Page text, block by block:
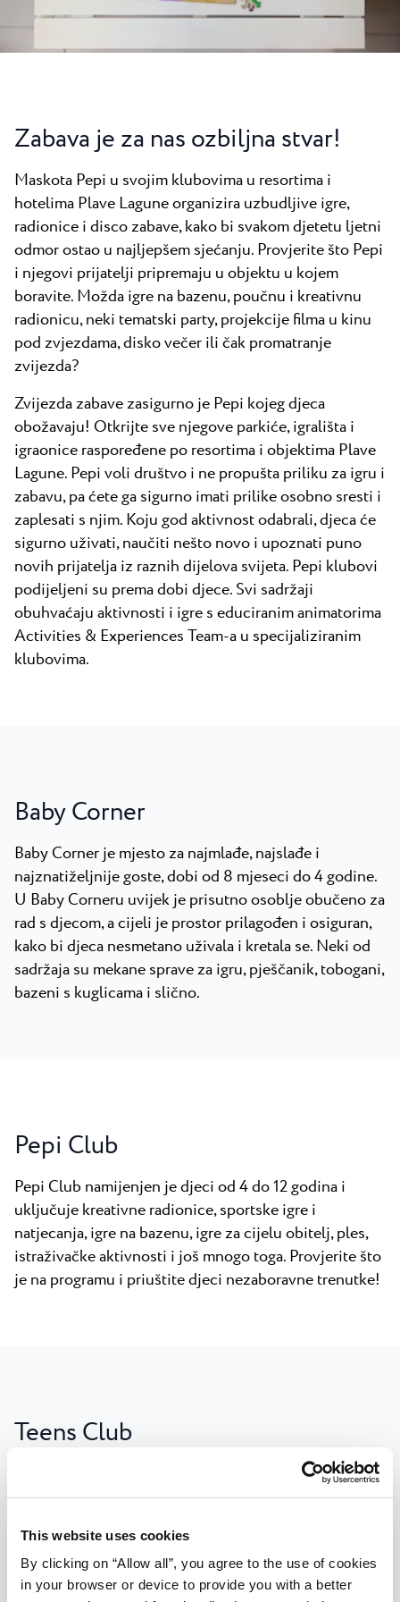
This website uses cookies
By clicking on “Allow all”, you agree to the use of cookies
in your browser or device to provide you with a better
Camping Kanegra
Svi kampovi
Plaže
Plava Laguna Sport
Pepi Club
Istražite sve
Kontakt
Zabava je za nas ozbiljna stvar!
Maskota Pepi u svojim klubovima u resortima i
hotelima Plave Lagune organizira uzbudljive igre,
radionice i disco zabave, kako bi svakom djetetu ljetni
odmor ostao u najljepšem sjećanju. Provjerite što Pepi
i njegovi prijatelji pripremaju u objektu u kojem
boravite. Možda igre na bazenu, poučnu i kreativnu
radionicu, neki tematski party, projekcije filma u kinu
pod zvjezdama, disko večer ili čak promatranje
zvijezda?
Zvijezda zabave zasigurno je Pepi kojeg djeca
obožavaju! Otkrijte sve njegove parkiće, igrališta i
igraonice raspoređene po resortima i objektima Plave
Lagune. Pepi voli društvo i ne propušta priliku za igru i
zabavu, pa ćete ga sigurno imati prilike osobno sresti i
zaplesati s njim. Koju god aktivnost odabrali, djeca će
sigurno uživati, naučiti nešto novo i upoznati puno
novih prijatelja iz raznih dijelova svijeta. Pepi klubovi
podijeljeni su prema dobi djece. Svi sadržaji
obuhvaćaju aktivnosti i igre s educiranim animatorima
Activities & Experiences Team-a u specijaliziranim
klubovima.
Baby Corner
Baby Corner je mjesto za najmlađe, najslađe i
najznatiželjnije goste, dobi od 8 mjeseci do 4 godine.
U Baby Corneru uvijek je prisutno osoblje obučeno za
rad s djecom, a cijeli je prostor prilagođen i osiguran,
kako bi djeca nesmetano uživala i kretala se. Neki od
sadržaja su mekane sprave za igru, pješčanik, tobogani,
bazeni s kuglicama i slično.
Pepi Club
Pepi Club namijenjen je djeci od 4 do 12 godina i
uključuje kreativne radionice, sportske igre i
natjecanja, igre na bazenu, igre za cijelu obitelj, ples,
istraživačke aktivnosti i još mnogo toga. Provjerite što
je na programu i priuštite djeci nezaboravne trenutke!
Teens Club
Mladi od 13 do 17 godina moći će se zabaviti u klubu
namijenjenom baš njima, s mnoštvom sportskih
druženju uz karaoke ili ples. Odlična je to prilika za
upoznavanje vršnjaka iz drugih zemalja koje može
prerasti u trajna prijateljstva.